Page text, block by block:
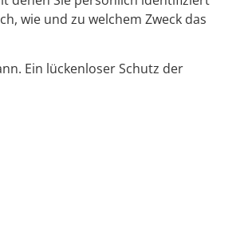
wie und zu welchem Zweck das
Ein lückenloser Schutz der